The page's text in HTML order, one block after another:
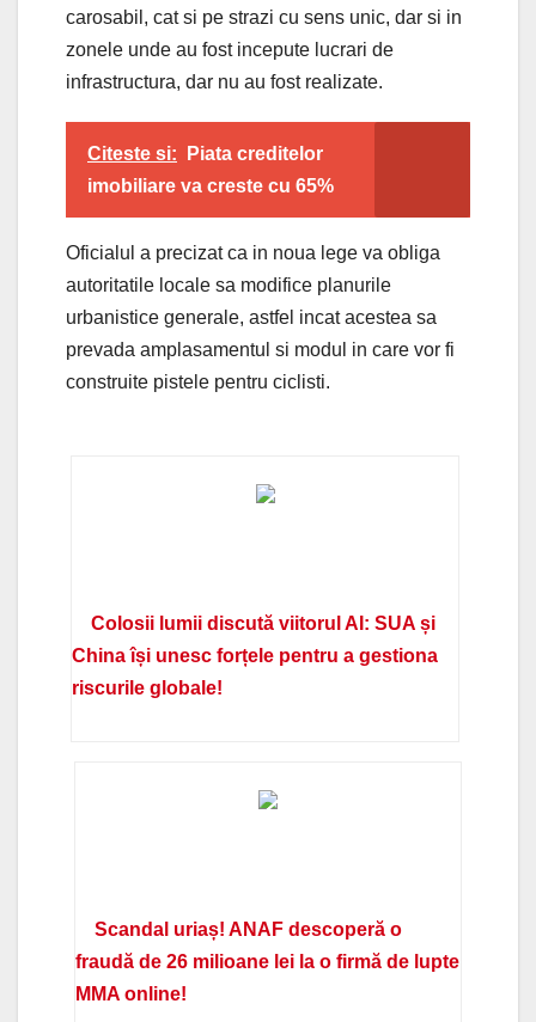
carosabil, cat si pe strazi cu sens unic, dar si in
zonele unde au fost incepute lucrari de
infrastructura, dar nu au fost realizate.
Citeste si:
Piata creditelor
imobiliare va creste cu 65%
Oficialul a precizat ca in noua lege va obliga
autoritatile locale sa modifice planurile
urbanistice generale, astfel incat acestea sa
prevada amplasamentul si modul in care vor fi
construite pistele pentru ciclisti.
Colosii lumii discută viitorul AI: SUA și
China își unesc forțele pentru a gestiona
riscurile globale!
Scandal uriaș! ANAF descoperă o
fraudă de 26 milioane lei la o firmă de lupte
MMA online!